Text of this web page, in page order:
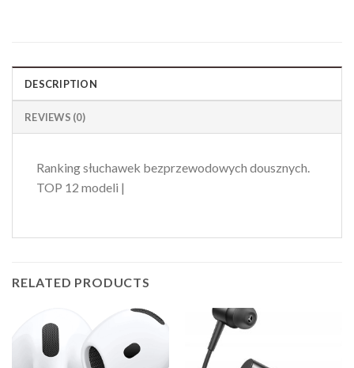
DESCRIPTION
REVIEWS (0)
Ranking słuchawek bezprzewodowych dousznych.
TOP 12 modeli |
RELATED PRODUCTS